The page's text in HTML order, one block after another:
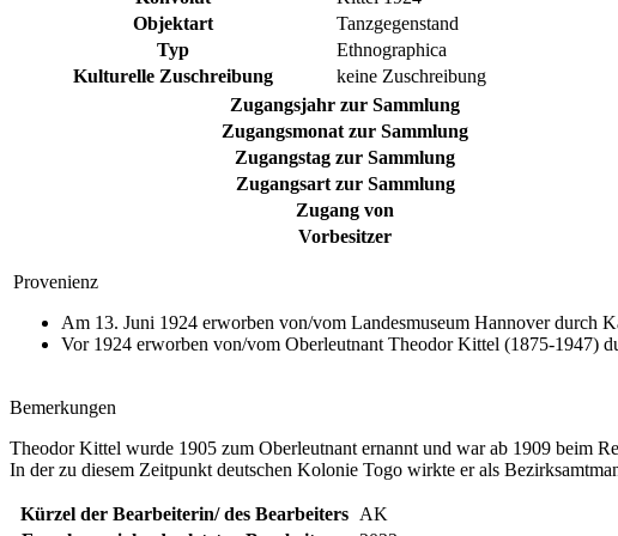
Objektart
Tanzgegenstand
Typ
Ethnographica
Kulturelle Zuschreibung
keine Zuschreibung
Zugangsjahr zur Sammlung
Zugangsmonat zur Sammlung
Zugangstag zur Sammlung
Zugangsart zur Sammlung
Zugang von
Vorbesitzer
Provenienz
Am 13. Juni 1924 erworben von/vom Landesmuseum Hannover durch
Vor 1924 erworben von/vom Oberleutnant Theodor Kittel (1875-1947)
Bemerkungen
Theodor Kittel wurde 1905 zum Oberleutnant ernannt und war ab 1909 beim
In der zu diesem Zeitpunkt deutschen Kolonie Togo wirkte er als
Kürzel der Bearbeiterin/ des Bearbeiters AK